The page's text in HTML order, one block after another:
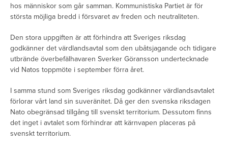
hos människor som går samman. Kommunistiska Partiet är för
största möjliga bredd i försvaret av freden och neutraliteten.
Den stora uppgiften är att förhindra att Sveriges riksdag
godkänner det värdlandsavtal som den ubåtsjagande och tidigare
utbrände överbefälhavaren Sverker Göransson undertecknade
vid Natos toppmöte i september förra året.
I samma stund som Sveriges riksdag godkänner värdlandsavtalet
förlorar vårt land sin suveränitet. Då ger den svenska riksdagen
Nato obegränsad tillgång till svenskt territorium. Dessutom finns
det inget i avtalet som förhindrar att kärnvapen placeras på
svenskt territorium.